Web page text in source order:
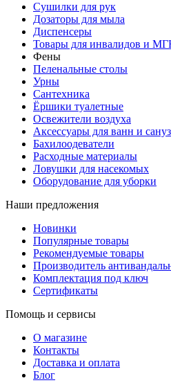
Сушилки для рук
Дозаторы для мыла
Диспенсеры
Товары для инвалидов и
Фены
Пеленальные столы
Урны
Сантехника
Ёршики туалетные
Освежители воздуха
Аксессуары для ванн и
Бахилоодеватели
Расходные материалы
Ловушки для насекомых
Оборудование для уборки
Наши предложения
Новинки
Популярные товары
Рекомендуемые товары
Производитель
Комплектация под ключ
Сертификаты
Помощь и сервисы
О магазине
Контакты
Доставка и оплата
Блог